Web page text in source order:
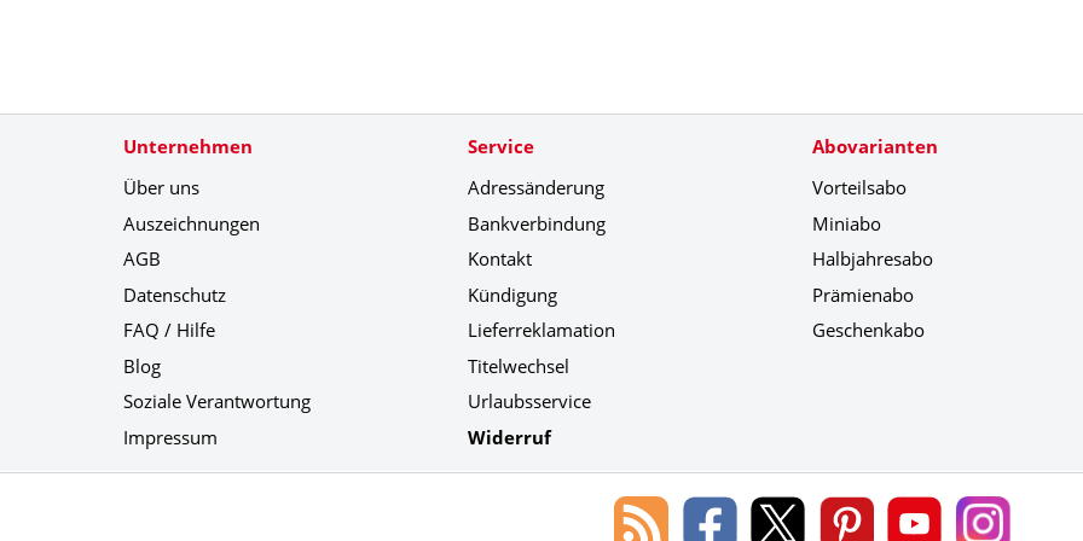
Unternehmen
Über uns
Auszeichnungen
AGB
Datenschutz
FAQ / Hilfe
Blog
Soziale Verantwortung
Impressum
Service
Adressänderung
Bankverbindung
Kontakt
Kündigung
Lieferreklamation
Titelwechsel
Urlaubsservice
Widerruf
Abovarianten
Vorteilsabo
Miniabo
Halbjahresabo
Prämienabo
Geschenkabo
Blog
des
Lorenz
Leserservice
Lorenz
Leserservice
Lorenz
Leserservice
Lorenz
Leserservice
Lorenz